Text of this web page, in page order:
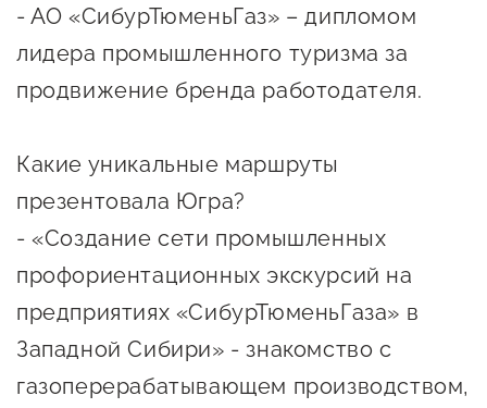
Центры поддержки
сопровождения
О центре
Истории успеха
Центр образовательных
программ и молодежного
предпринимательства
О центре
Календарь
Центр инноваций
социальной сферы
- АО «СибурТюменьГаз» – дипломом
лидера промышленного туризма за
продвижение бренда работодателя.
Какие уникальные маршруты
презентовала Югра?
- «Создание сети промышленных
профориентационных экскурсий на
предприятиях «СибурТюменьГаза» в
Западной Сибири» - знакомство с
газоперерабатывающем производством,